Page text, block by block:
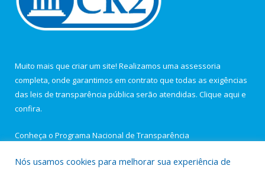
Muito mais que criar um site! Realizamos uma assessoria
completa, onde garantimos em contrato que todas as exigências
das leis de transparência pública serão atendidas. Clique aqui e
confira.
Conheça o Programa Nacional de Transparência
Nós usamos cookies para melhorar sua experiência de